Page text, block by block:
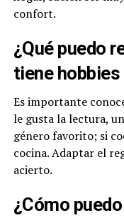
confort.
¿Qué puedo
tiene
Es importante
le gusta la lectura,
género favorito; si
cocina. Adaptar el
acierto.
¿Cómo